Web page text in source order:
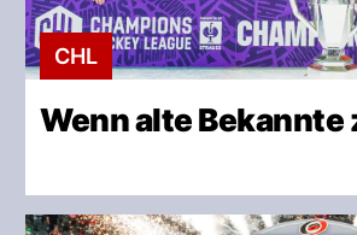
CHL
Wenn alte